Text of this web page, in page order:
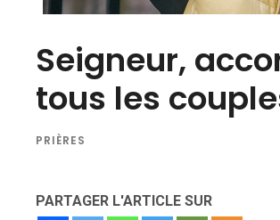
Seigneur,
tous les
PRIÈRES
PARTAGER L'ARTICLE SUR